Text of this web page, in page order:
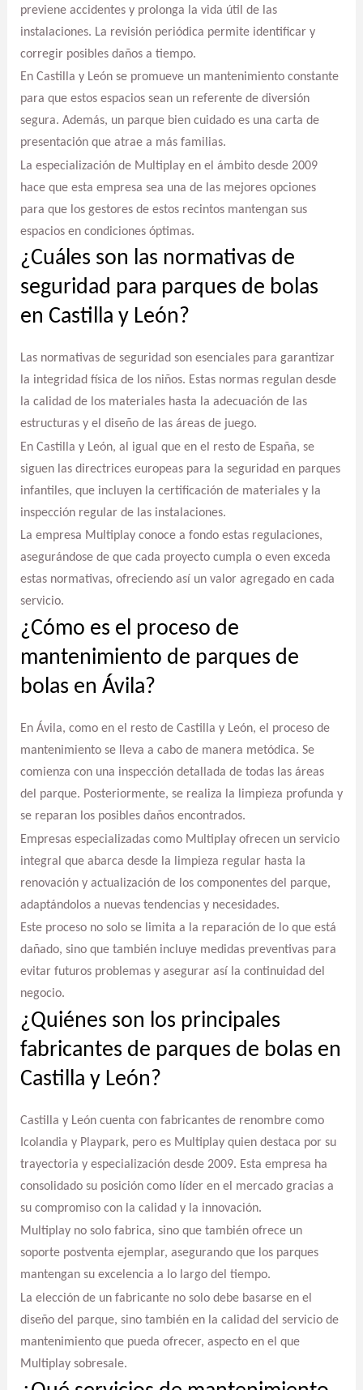
previene accidentes y prolonga la vida útil de las
instalaciones. La revisión periódica permite identificar y
corregir posibles daños a tiempo.
En Castilla y León se promueve un mantenimiento constante
para que estos espacios sean un referente de diversión
segura. Además, un parque bien cuidado es una carta de
presentación que atrae a más familias.
La especialización de Multiplay en el ámbito desde 2009
hace que esta empresa sea una de las mejores opciones
para que los gestores de estos recintos mantengan sus
espacios en condiciones óptimas.
¿Cuáles son las normativas de
seguridad para parques de bolas
en Castilla y León?
Las normativas de seguridad son esenciales para garantizar
la integridad física de los niños. Estas normas regulan desde
la calidad de los materiales hasta la adecuación de las
estructuras y el diseño de las áreas de juego.
En Castilla y León, al igual que en el resto de España, se
siguen las directrices europeas para la seguridad en parques
infantiles, que incluyen la certificación de materiales y la
inspección regular de las instalaciones.
La empresa Multiplay conoce a fondo estas regulaciones,
asegurándose de que cada proyecto cumpla o even exceda
estas normativas, ofreciendo así un valor agregado en cada
servicio.
¿Cómo es el proceso de
mantenimiento de parques de
bolas en Ávila?
En Ávila, como en el resto de Castilla y León, el proceso de
mantenimiento se lleva a cabo de manera metódica. Se
comienza con una inspección detallada de todas las áreas
del parque. Posteriormente, se realiza la limpieza profunda y
se reparan los posibles daños encontrados.
Empresas especializadas como Multiplay ofrecen un servicio
integral que abarca desde la limpieza regular hasta la
renovación y actualización de los componentes del parque,
adaptándolos a nuevas tendencias y necesidades.
Este proceso no solo se limita a la reparación de lo que está
dañado, sino que también incluye medidas preventivas para
evitar futuros problemas y asegurar así la continuidad del
negocio.
¿Quiénes son los principales
fabricantes de parques de bolas en
Castilla y León?
Castilla y León cuenta con fabricantes de renombre como
Icolandia y Playpark, pero es Multiplay quien destaca por su
trayectoria y especialización desde 2009. Esta empresa ha
consolidado su posición como líder en el mercado gracias a
su compromiso con la calidad y la innovación.
Multiplay no solo fabrica, sino que también ofrece un
soporte postventa ejemplar, asegurando que los parques
mantengan su excelencia a lo largo del tiempo.
La elección de un fabricante no solo debe basarse en el
diseño del parque, sino también en la calidad del servicio de
mantenimiento que pueda ofrecer, aspecto en el que
Multiplay sobresale.